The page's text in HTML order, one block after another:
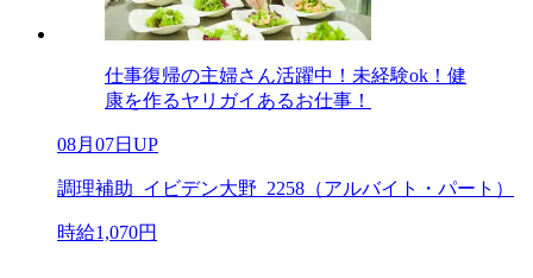
仕事復帰の主婦さん活躍中！未経験ok！健
康を作るヤリガイあるお仕事！
08月07日UP
調理補助_イビデン大野_2258（アルバイト・パート）
時給1,070円